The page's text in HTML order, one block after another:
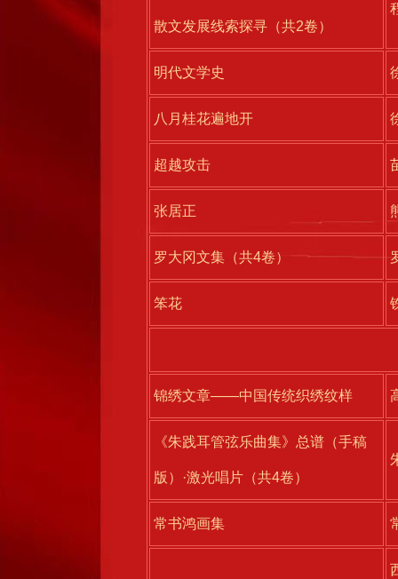
散文发展线索探寻（共2卷）
明代文学史
八月桂花遍地开
超越攻击
张居正
罗大冈文集（共4卷）
笨花
锦绣文章——中国传统织绣纹样
《朱践耳管弦乐曲集》总谱（手稿
版）·激光唱片（共4卷）
常书鸿画集